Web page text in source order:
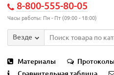
8-800-555-80-05
Часы работы: Пн - Пт (09:00 - 18:00)
Везде
Материалы